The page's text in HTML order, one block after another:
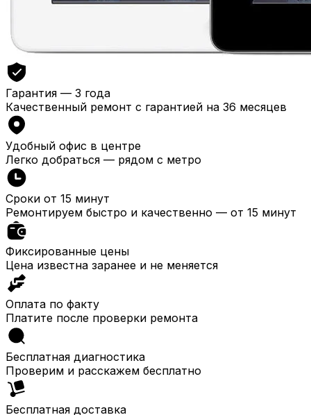
Гарантия — 3 года
Качественный ремонт с гарантией на 36 месяцев
Удобный офис в центре
Легко добраться — рядом с метро
Сроки от 15 минут
Ремонтируем быстро и качественно — от 15 минут
Фиксированные цены
Цена известна заранее и не меняется
Оплата по факту
Платите после проверки ремонта
Бесплатная диагностика
Проверим и расскажем бесплатно
Бесплатная доставка